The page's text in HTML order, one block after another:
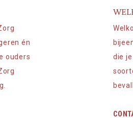
én
ouders
die